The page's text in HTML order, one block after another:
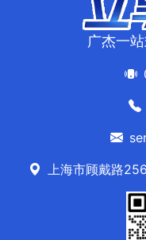
广杰一
上海市顾戴路